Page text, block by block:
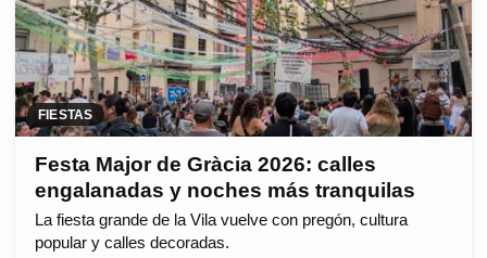
FIESTAS
Festa Major de Gràcia 2026: calles
engalanadas y noches más tranquilas
La fiesta grande de la Vila vuelve con pregón, cultura
popular y calles decoradas.